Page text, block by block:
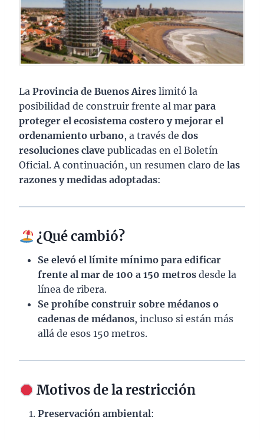
La Provincia de Buenos Aires limitó la
posibilidad de construir frente al mar para
proteger el ecosistema costero y mejorar el
ordenamiento urbano, a través de dos
resoluciones clave publicadas en el Boletín
Oficial. A continuación, un resumen claro de las
razones y medidas adoptadas:
¿Qué cambió?
Se elevó el límite mínimo para edificar
frente al mar de 100 a 150 metros desde la
línea de ribera.
Se prohíbe construir sobre médanos o
cadenas de médanos, incluso si están más
allá de esos 150 metros.
Motivos de la restricción
Preservación ambiental: